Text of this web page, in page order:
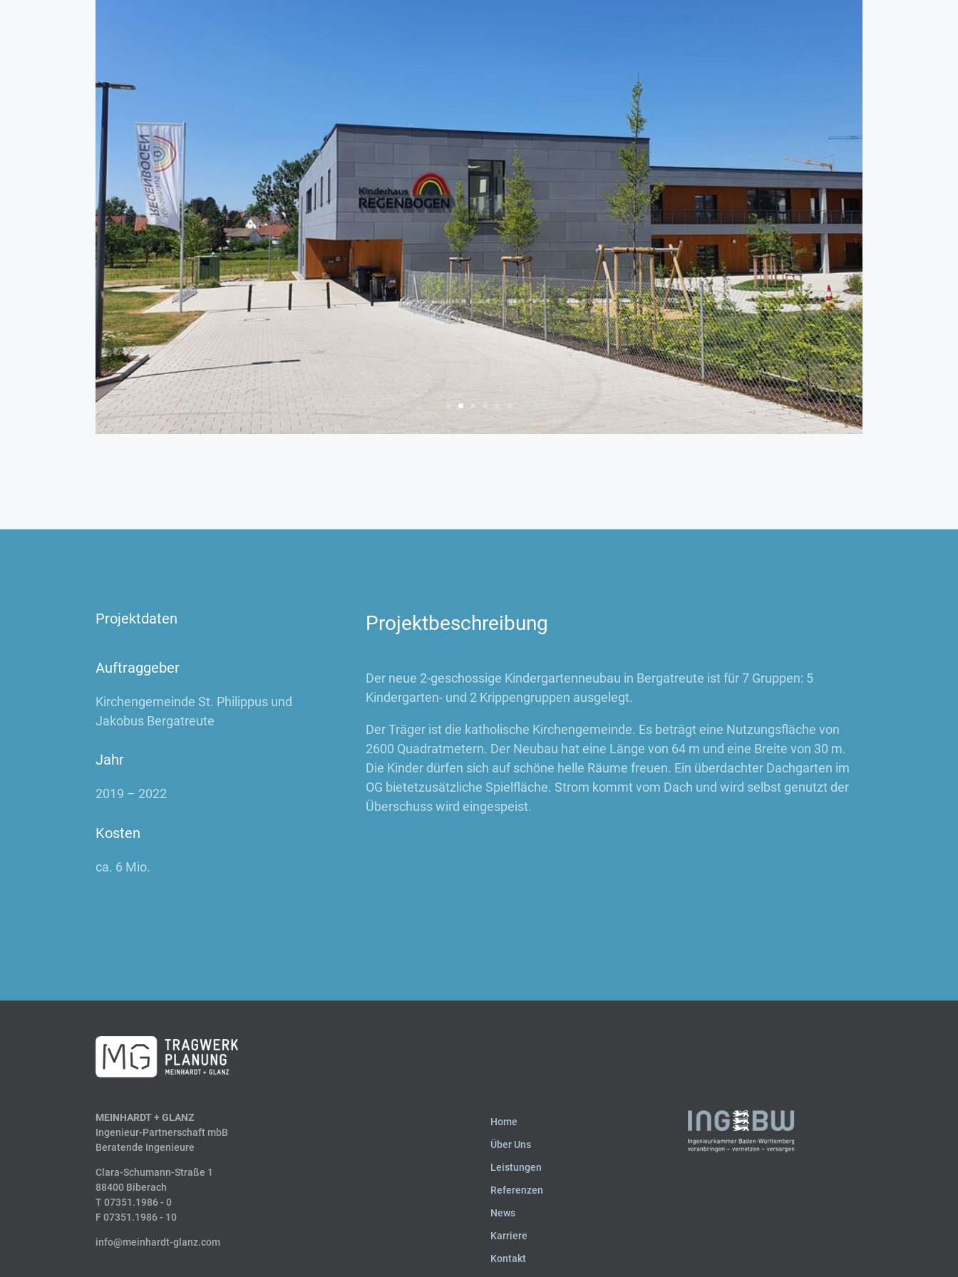
Projektdaten
Auftraggeber
Kirchengemeinde St. Philippus und
Jakobus Bergatreute
Jahr
2019 – 2022
Kosten
ca. 6 Mio.
Projektbeschreibung
Der neue 2-geschossige Kindergartenneubau in Bergatreute ist für 7 Gruppen: 5
Kindergarten- und 2 Krippengruppen ausgelegt.
Der Träger ist die katholische Kirchengemeinde. Es beträgt eine Nutzungsfläche von
2600 Quadratmetern. Der Neubau hat eine Länge von 64 m und eine Breite von 30 m.
Die Kinder dürfen sich auf schöne helle Räume freuen. Ein überdachter Dachgarten im
OG bietetzusätzliche Spielfläche. Strom kommt vom Dach und wird selbst genutzt der
Überschuss wird eingespeist.
MEINHARDT+GLANZ
Ingenieur-Partnerschaft mbB
Beratende Ingenieure
Clara-Schumann-Straße 1
88400 Biberach
T 07351.1986 - 0
F 07351.1986 - 10
info@meinhardt-glanz.com
Home
Über Uns
Leistungen
Referenzen
News
Karriere
Kontakt